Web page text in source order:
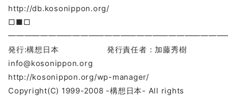
http://db.kosonippon.org/
□■□
発行:構想日本 発行責任者：加藤秀樹
info@kosonippon.org
http://kosonippon.org/wp-manager/
Copyright(C) 1999-2008 -構想日本- All rights